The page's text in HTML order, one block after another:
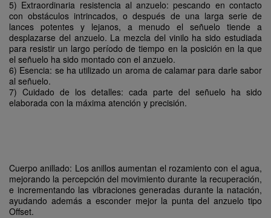
5) Extraordinaria resistencia al anzuelo: pescando en contacto
con obstáculos intrincados, o después de una larga serie de
lances potentes y lejanos, a menudo el señuelo tiende a
desplazarse del anzuelo. La mezcla del vinilo ha sido estudiada
para resistir un largo período de tiempo en la posición en la que
el señuelo ha sido montado con el anzuelo.
6) Esencia: se ha utilizado un aroma de calamar para darle sabor
al señuelo.
7) Cuidado de los detalles: cada parte del señuelo ha sido
elaborada con la máxima atención y precisión.
Cuerpo anillado: Los anillos aumentan el rozamiento con el agua,
mejorando la percepción del movimiento durante la recuperación,
e incrementando las vibraciones generadas durante la natación,
ayudando además a esconder mejor la punta del anzuelo tipo
Offset.